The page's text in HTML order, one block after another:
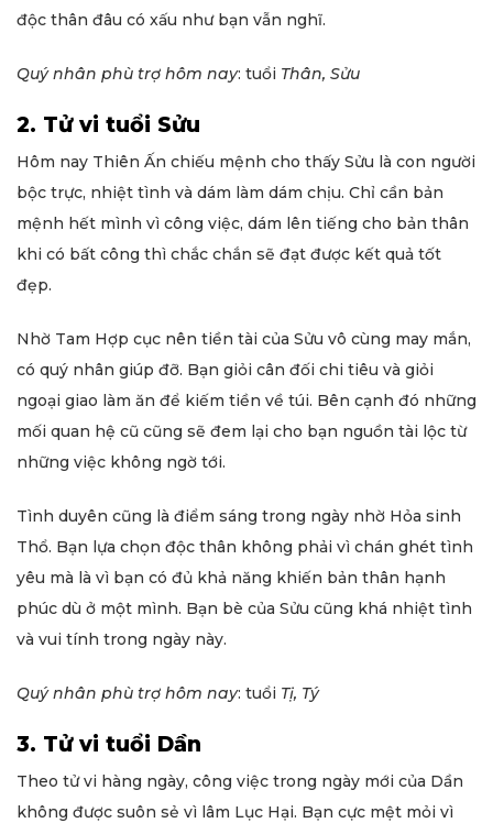
độc thân đâu có xấu như bạn vẫn nghĩ.
Quý nhân phù trợ hôm nay: tuổi Thân, Sửu
2. Tử vi tuổi Sửu
Hôm nay Thiên Ấn chiếu mệnh cho thấy Sửu là con người
bộc trực, nhiệt tình và dám làm dám chịu. Chỉ cần bản
mệnh hết mình vì công việc, dám lên tiếng cho bản thân
khi có bất công thì chắc chắn sẽ đạt được kết quả tốt
đẹp.
Nhờ Tam Hợp cục nên tiền tài của Sửu vô cùng may mắn,
có quý nhân giúp đỡ. Bạn giỏi cân đối chi tiêu và giỏi
ngoại giao làm ăn để kiếm tiền về túi. Bên cạnh đó những
mối quan hệ cũ cũng sẽ đem lại cho bạn nguồn tài lộc từ
những việc không ngờ tới.
Tình duyên cũng là điểm sáng trong ngày nhờ Hỏa sinh
Thổ. Bạn lựa chọn độc thân không phải vì chán ghét tình
yêu mà là vì bạn có đủ khả năng khiến bản thân hạnh
phúc dù ở một mình. Bạn bè của Sửu cũng khá nhiệt tình
và vui tính trong ngày này.
Quý nhân phù trợ hôm nay: tuổi Tị, Tý
3. Tử vi tuổi Dần
Theo tử vi hàng ngày, công việc trong ngày mới của Dần
không được suôn sẻ vì lâm Lục Hại. Bạn cực mệt mỏi vì